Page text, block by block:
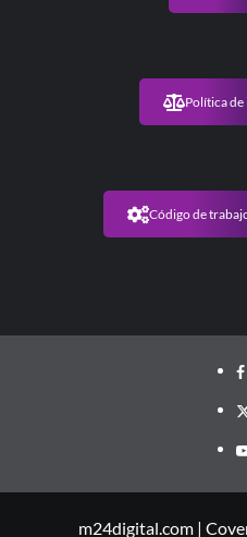
Política
Código de
m24digital.com |